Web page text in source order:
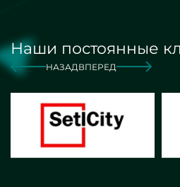
Наши постоянные
НАЗАД ВПЕРЕД